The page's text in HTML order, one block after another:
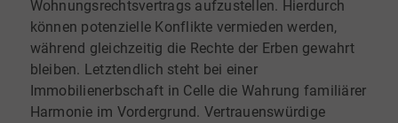
Wohnungsrechtsvertrags aufzustellen. Hierdurch
können potenzielle Konflikte vermieden werden,
während gleichzeitig die Rechte der Erben gewahrt
bleiben. Letztendlich steht bei einer
Immobilienerbschaft in Celle die Wahrung familiärer
Harmonie im Vordergrund. Vertrauenswürdige